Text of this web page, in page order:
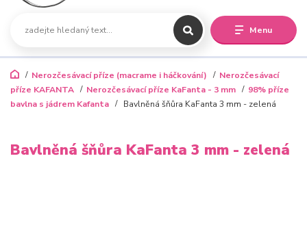
Menu
Nerozčesávací příze (macrame i háčkování)
Nerozčesávací
příze KAFANTA
Nerozčesávací příze KaFanta - 3 mm
98% příze
bavlna s jádrem Kafanta
Bavlněná šňůra KaFanta 3 mm - zelená
Bavlněná šňůra KaFanta 3 mm - zelená